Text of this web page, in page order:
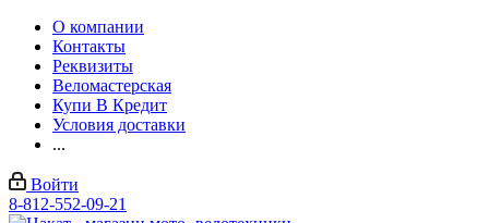
О компании
Контакты
Реквизиты
Веломастерская
Купи В Кредит
Условия доставки
...
Войти
8-812-552-09-21